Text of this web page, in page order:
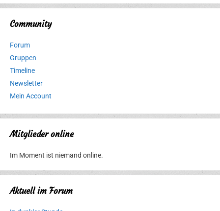
Community
Forum
Gruppen
Timeline
Newsletter
Mein Account
Mitglieder online
Im Moment ist niemand online.
Aktuell im Forum